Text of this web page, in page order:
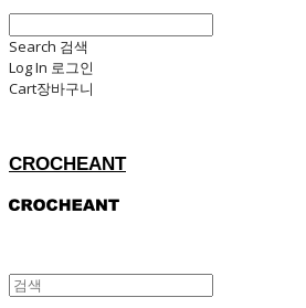
Search 검색
Log In 로그인
Cart장바구니
CROCHEANT